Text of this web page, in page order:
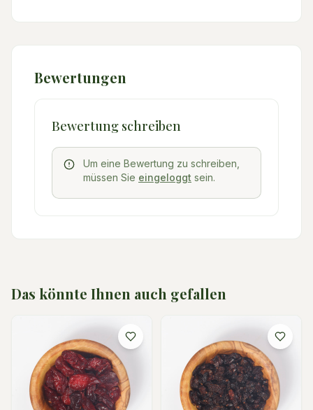
Bewertungen
Bewertung schreiben
Um eine Bewertung zu schreiben,
müssen Sie eingeloggt sein.
Das könnte Ihnen auch gefallen